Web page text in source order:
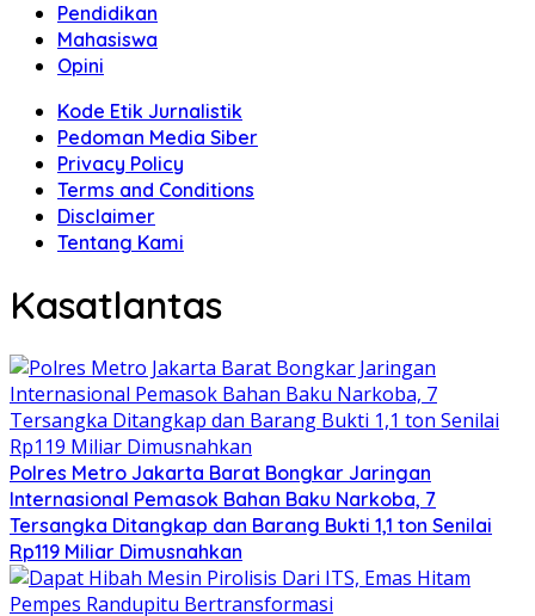
Pendidikan
Mahasiswa
Opini
Kode Etik Jurnalistik
Pedoman Media Siber
Privacy Policy
Terms and Conditions
Disclaimer
Tentang Kami
Kasatlantas
Polres Metro Jakarta Barat Bongkar Jaringan
Internasional Pemasok Bahan Baku Narkoba, 7
Tersangka Ditangkap dan Barang Bukti 1,1 ton Senilai
Rp119 Miliar Dimusnahkan